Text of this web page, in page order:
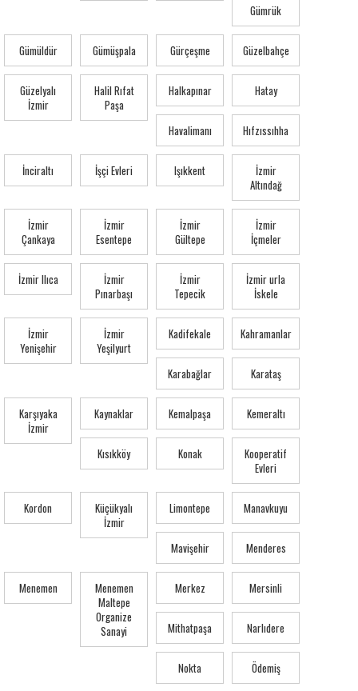
Gümrük
Gümüldür Gümüşpala Gürçeşme Güzelbahçe
Güzelyalı
İzmir
Halil Rıfat
Paşa
Halkapınar Hatay
Havalimanı Hıfzıssıhha
İnciraltı İşçi Evleri Işıkkent
İzmir
Altındağ
İzmir
Çankaya
İzmir
Esentepe
İzmir
Gültepe
İzmir
İçmeler
İzmir Ilıca
İzmir
Pınarbaşı
İzmir
Tepecik
İzmir urla
İskele
İzmir
Yenişehir
İzmir
Yeşilyurt
Kadifekale Kahramanlar
Karabağlar Karataş
Karşıyaka
İzmir
Kaynaklar Kemalpaşa Kemeraltı
Kısıkköy Konak
Kooperatif
Evleri
Kordon
Küçükyalı
İzmir
Limontepe Manavkuyu
Mavişehir Menderes
Menemen
Menemen
Maltepe
Organize
Sanayi
Merkez Mersinli
Mithatpaşa Narlıdere
Nokta Ödemiş